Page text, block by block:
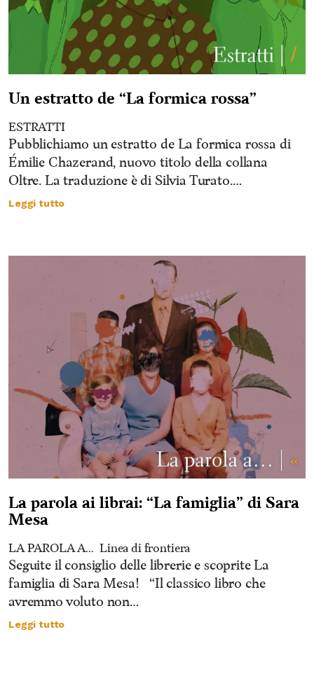
Un estratto de “La formica rossa”
ESTRATTI
Pubblichiamo un estratto de La formica rossa di
Émilie Chazerand, nuovo titolo della collana
Oltre. La traduzione è di Silvia Turato.…
Leggi tutto
La parola ai librai: “La famiglia” di Sara
Mesa
LA PAROLA A… Linea di frontiera
Seguite il consiglio delle librerie e scoprite La
famiglia di Sara Mesa! “Il classico libro che
avremmo voluto non…
Leggi tutto